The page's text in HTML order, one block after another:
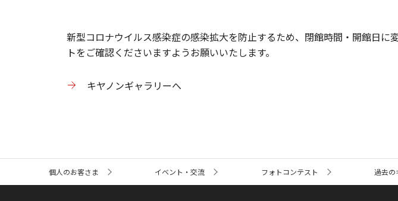
新型コロナウイルス感染症の感染拡大を防止するため、閉館時間・開館日
トをご確認くださいますようお願いいたします。
キヤノンギャラリーへ
ト
個人のお客さま イベント・交流 フォトコンテスト 過去の